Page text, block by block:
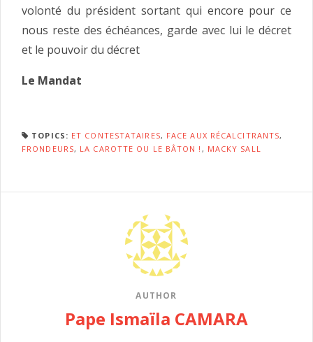
volonté du président sortant qui encore pour ce
nous reste des échéances, garde avec lui le décret
et le pouvoir du décret
Le Mandat
TOPICS: ET CONTESTATAIRES, FACE AUX RÉCALCITRANTS,
FRONDEURS, LA CAROTTE OU LE BÂTON ! , MACKY SALL
AUTHOR
Pape Ismaïla CAMARA